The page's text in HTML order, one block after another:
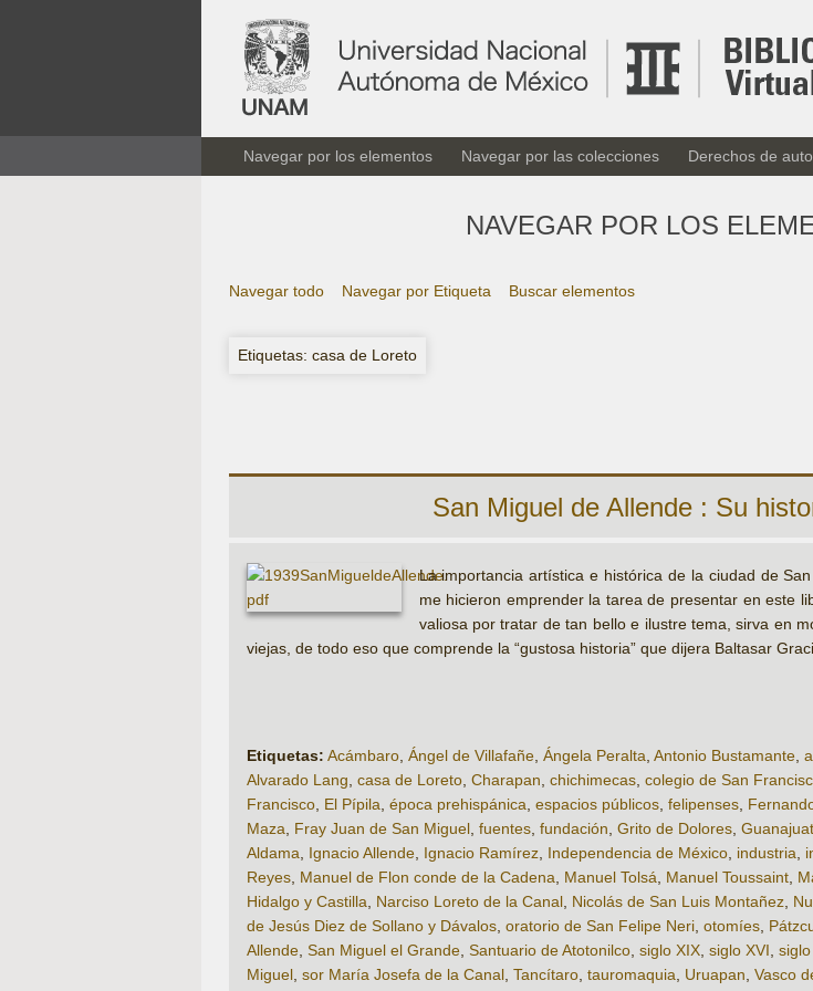
Navegar por los elementos Navegar por las colecciones Derechos de
NAVEGAR POR LOS
Navegar todo Navegar por Etiqueta Buscar elementos
Etiquetas: casa de Loreto
San Miguel de Allende : Su
La importancia artística e histórica de la ciudad de
me hicieron emprender la tarea de presentar en este
valiosa por tratar de tan bello e ilustre tema, sirva en
viejas, de todo eso que comprende la “gustosa historia” que dijera Baltasar
Etiquetas: Acámbaro, Ángel de Villafañe, Ángela Peralta, Antonio Bustamante,
Alvarado Lang, casa de Loreto, Charapan, chichimecas, colegio de San
Francisco, El Pípila, época prehispánica, espacios públicos, felipenses,
Maza, Fray Juan de San Miguel, fuentes, fundación, Grito de Dolores,
Aldama, Ignacio Allende, Ignacio Ramírez, Independencia de México, industria,
Reyes, Manuel de Flon conde de la Cadena, Manuel Tolsá, Manuel Toussaint,
Hidalgo y Castilla, Narciso Loreto de la Canal, Nicolás de San Luis Montañez,
de Jesús Diez de Sollano y Dávalos, oratorio de San Felipe Neri, otomíes,
Allende, San Miguel el Grande, Santuario de Atotonilco, siglo XIX, siglo XVI,
Miguel, sor María Josefa de la Canal, Tancítaro, tauromaquia, Uruapan, Vasco